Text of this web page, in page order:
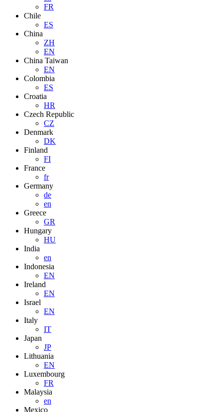
FR
Chile
ES
China
ZH
EN
China Taiwan
EN
Colombia
ES
Croatia
HR
Czech Republic
CZ
Denmark
DK
Finland
FI
France
fr
Germany
de
en
Greece
GR
Hungary
HU
India
en
Indonesia
EN
Ireland
EN
Israel
EN
Italy
IT
Japan
JP
Lithuania
EN
Luxembourg
FR
Malaysia
en
Mexico